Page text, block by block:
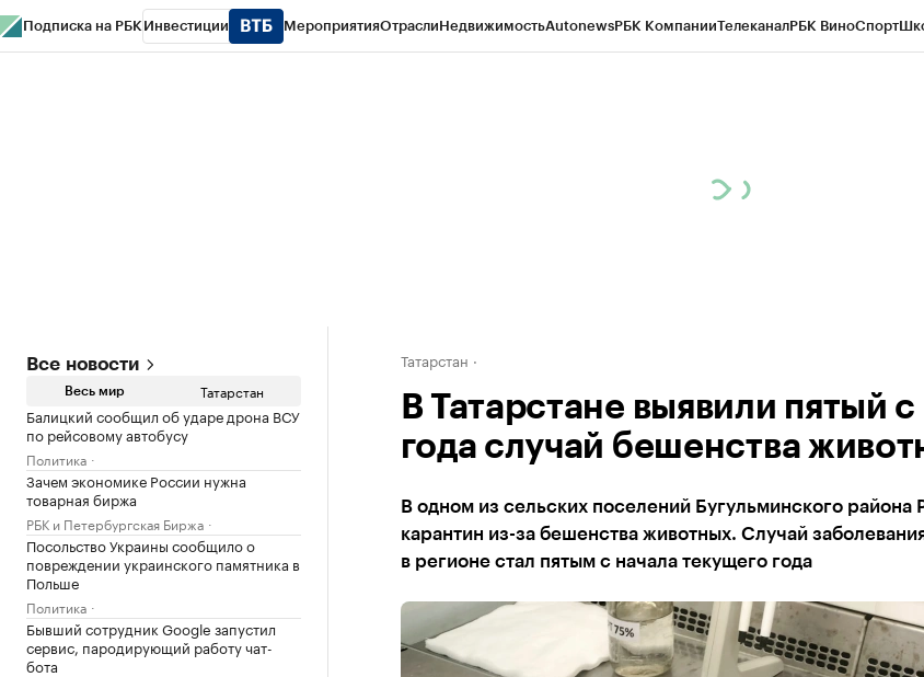
Подписка на РБК Инвестиции МероприятияОтраслиНедвижимостьAutonewsРБК КомпанииТелеканалРБК ВиноСпорт
Все новости
Весь мир Татарстан
Балицкий сообщил об ударе дрона ВСУ
по рейсовому автобусу
Политика
Зачем экономике России нужна
товарная биржа
РБК и Петербургская Биржа
Посольство Украины сообщило о
повреждении украинского памятника в
Польше
Политика
Бывший сотрудник Google запустил
сервис, пародирующий работу чат-
бота
Татарстан
В Татарстане выявили пятый с
года случай бешенства
В одном из сельских поселений Бугульминского района
карантин из-за бешенства животных. Случай
в регионе стал пятым с начала текущего года